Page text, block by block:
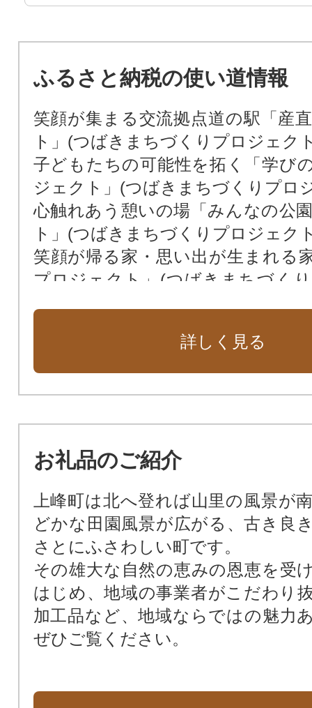
ふるさと納税の使い道情報
笑顔が集まる交流拠点道の駅「産
ト」(つばきまちづくりプロジェク
子どもたちの可能性を拓く「学び
ジェクト」(つばきまちづくりプロ
心触れあう憩いの場「みんなの公
ト」(つばきまちづくりプロジェク
笑顔が帰る家・思い出が生まれる
プロジェクト」(つばきまちづく
詳しく見る
お礼品のご紹介
上峰町は北へ登れば山里の風景が
どかな田園風景が広がる、古き良
さとにふさわしい町です。
その雄大な自然の恵みの恩恵を受
はじめ、地域の事業者がこだわり
加工品など、地域ならではの魅力
ぜひご覧ください。